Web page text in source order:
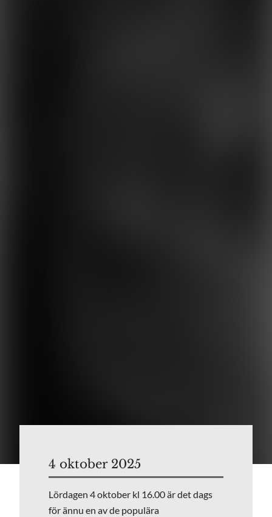
4 oktober 2025
Lördagen 4 oktober kl 16.00 är det dags
för ännu en av de populära